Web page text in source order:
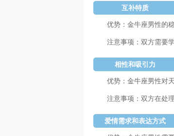
互补特质
优势：金牛座男性的
注意事项：双方需要
相性和吸引力
优势：金牛座男性对
注意事项：双方在处
爱情需求和表达方式